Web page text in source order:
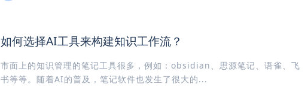
如何选择AI工具来构建知识工作流？
市面上的知识管理的笔记工具很多，例如：obsidian、思源笔记、语雀、飞
书等等。随着AI的普及，笔记软件也发生了很大的...